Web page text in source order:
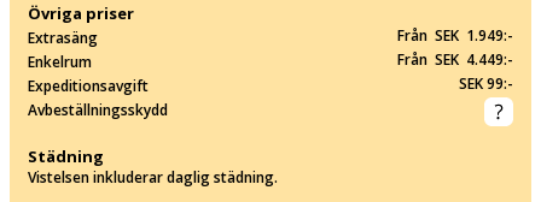
Övriga priser
Extrasäng
Från SEK 1.949:-
Enkelrum
Från SEK 4.449:-
Expeditionsavgift
SEK 99:-
Avbeställningsskydd
Städning
Vistelsen inkluderar daglig städning.